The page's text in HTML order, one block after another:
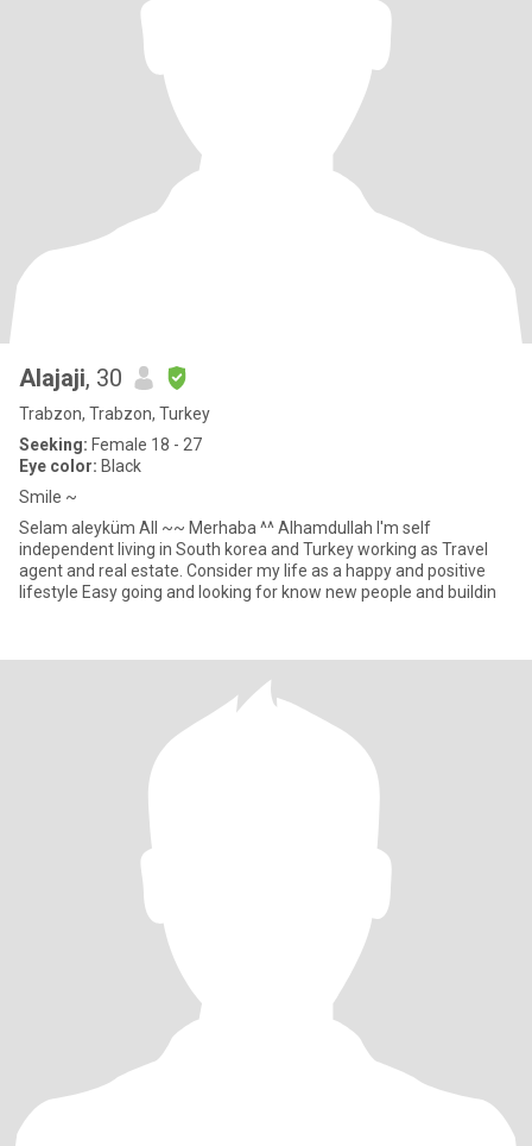
Alajaji, 30
Trabzon, Trabzon, Turkey
Seeking: Female 18 - 27
Eye color: Black
Smile ~
Selam aleyküm All ~~ Merhaba ^^ Alhamdullah I'm self
independent living in South korea and Turkey working as Travel
agent and real estate. Consider my life as a happy and positive
lifestyle Easy going and looking for know new people and buildin